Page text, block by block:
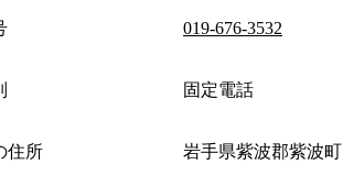
019-676-3532
固定電話
住所 岩手県紫波郡紫波